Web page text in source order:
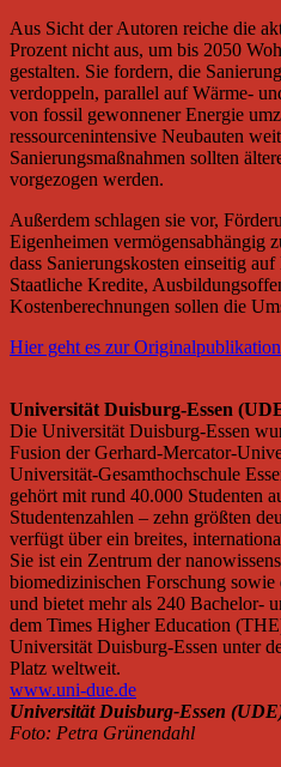
Aus Sicht der Autoren reiche die
Prozent nicht aus, um bis 2050
gestalten. Sie fordern, die
verdoppeln, parallel auf Wärme-
von fossil gewonnener Energie
ressourcenintensive Neubauten
Sanierungsmaßnahmen sollten
vorgezogen werden.
Außerdem schlagen sie vor,
Eigenheimen vermögensabhängig
dass Sanierungskosten einseitig
Staatliche Kredite,
Kostenberechnungen sollen die
Hier geht es zur Originalpublikation
Universität Duisburg-Essen
Die Universität Duisburg-Essen
Fusion der Gerhard-Mercator-
Universität-Gesamthochschule
gehört mit rund 40.000 Studenten
Studentenzahlen – zehn größten
verfügt über ein breites,
Sie ist ein Zentrum der
biomedizinischen Forschung
und bietet mehr als 240 Bachelor-
dem Times Higher Education
Universität Duisburg-Essen unter
Platz weltweit.
www.uni-due.de
Universität Duisburg-Essen
Foto: Petra Grünendahl